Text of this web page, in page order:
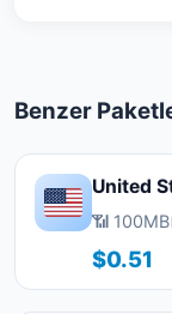
Benzer
United
📶 100MB
$0.51